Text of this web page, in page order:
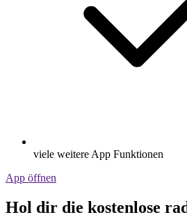
viele weitere App Funktionen
App öffnen
Hol dir die kostenlose